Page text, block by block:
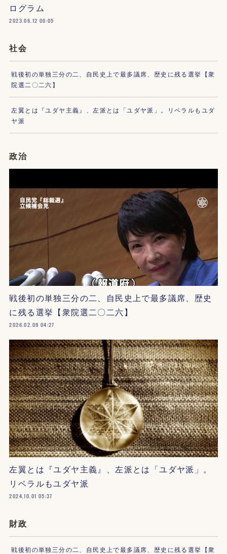
ログラム
2023.06.12 00:05
社会
戦後初の単独三分の二、自民史上で最多議席、歴史に残る選挙【衆
院選二〇二六】
左翼とは『ユダヤ主義』、左派とは「ユダヤ派」。リベラルもユダ
ヤ派
政治
戦後初の単独三分の二、自民史上で最多議席、歴史
に残る選挙【衆院選二〇二六】
2026.02.09 04:27
左翼とは『ユダヤ主義』、左派とは「ユダヤ派」。
リベラルもユダヤ派
2024.10.01 05:37
財政
戦後初の単独三分の二、自民史上で最多議席、歴史に残る選挙【衆